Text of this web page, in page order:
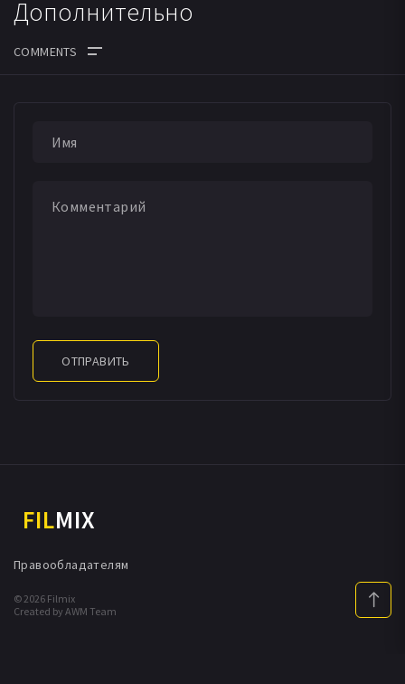
Дополнительно
ОТПРАВИТЬ
FILMIX
© 2026 Filmix
Created by AWM Team
Правообладателям